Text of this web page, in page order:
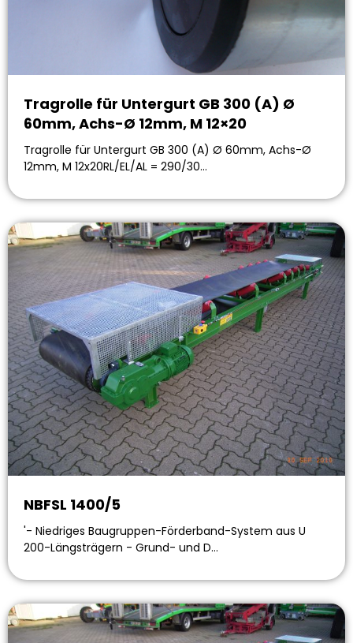
Tragrolle für Untergurt GB 300 (A) Ø
60mm, Achs-Ø 12mm, M 12×20
Tragrolle für Untergurt GB 300 (A) Ø 60mm, Achs-Ø
12mm, M 12x20RL/EL/AL = 290/30…
NBFSL 1400/5
'- Niedriges Baugruppen-Förderband-System aus U
200-Längsträgern - Grund- und D…